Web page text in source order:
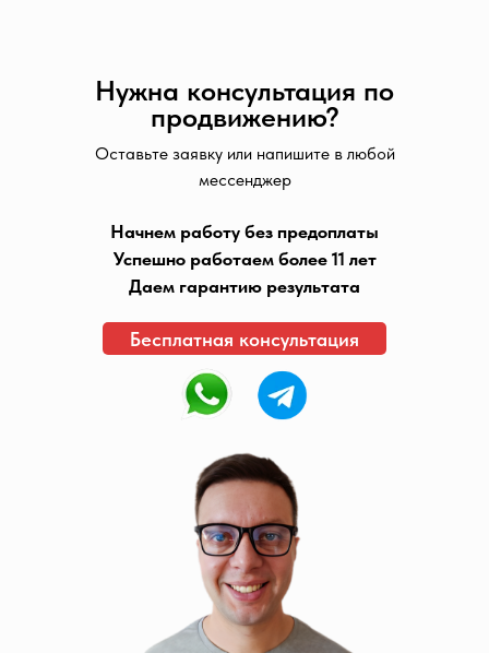
Нужна консультация по
продвижению?
Оставьте заявку или напишите в любой
мессенджер
Начнем работу без предоплаты
Даем гарантию результата
Бесплатная консультация
Успешно работаем более 11 лет